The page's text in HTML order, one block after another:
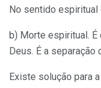
No sentido espiritual
b) Morte espiritual.
Deus. É a separação
Existe solução para